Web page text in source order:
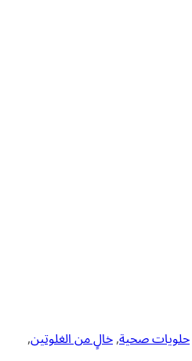
حلويات صحية,خالٍ من الغلوتين,